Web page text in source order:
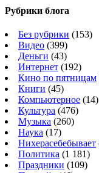
Рубрики блога
Без рубрики (153)
Видео (399)
Деньги (43)
Интернет (192)
Кино по пятницам
Книги (45)
Компьютерное (14)
Культура (476)
Музыка (260)
Наука (17)
Нихерасебебывает
Политика (1 181)
Праздники (109)